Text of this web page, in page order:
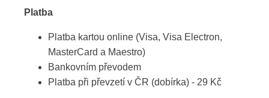
Platba
Platba kartou online (Visa, Visa Electron,
MasterCard a Maestro)
Bankovním převodem
Platba při převzetí v ČR (dobírka) - 29 Kč